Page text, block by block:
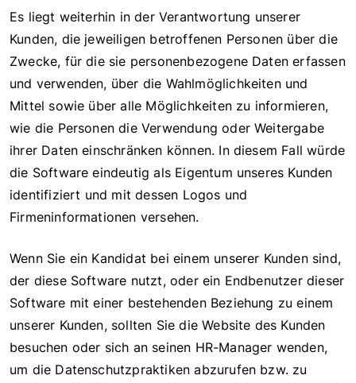
Es liegt weiterhin in der Verantwortung unserer
Kunden, die jeweiligen betroffenen Personen über die
Zwecke, für die sie personenbezogene Daten erfassen
und verwenden, über die Wahlmöglichkeiten und
Mittel sowie über alle Möglichkeiten zu informieren,
wie die Personen die Verwendung oder Weitergabe
ihrer Daten einschränken können. In diesem Fall würde
die Software eindeutig als Eigentum unseres Kunden
identifiziert und mit dessen Logos und
Firmeninformationen versehen.
Wenn Sie ein Kandidat bei einem unserer Kunden sind,
der diese Software nutzt, oder ein Endbenutzer dieser
Software mit einer bestehenden Beziehung zu einem
unserer Kunden, sollten Sie die Website des Kunden
besuchen oder sich an seinen HR-Manager wenden,
um die Datenschutzpraktiken abzurufen bzw. zu